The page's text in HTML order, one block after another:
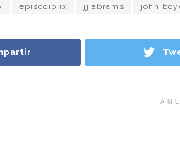
episodio ix jj abrams john